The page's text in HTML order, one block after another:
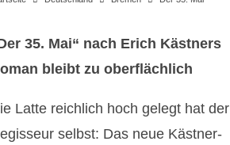
35. Mai“ nach Erich Kästners
bleibt zu oberflächlich
Latte reichlich hoch gelegt hat der
selbst: Das neue Kästner-